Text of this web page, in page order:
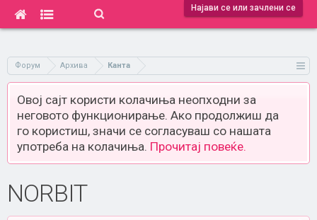
Најави се или зачлени се
Форум Архива Канта
Овој сајт користи колачиња неопходни за
неговото функционирање. Ако продолжиш да
го користиш, значи се согласуваш со нашата
употреба на колачиња. Прочитај повеќе.
NORBIT